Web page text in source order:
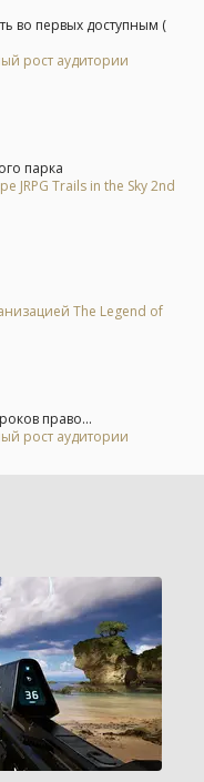
во первых доступным (
рост аудитории
парка
JRPG Trails in the Sky 2nd
The Legend of
право...
рост аудитории